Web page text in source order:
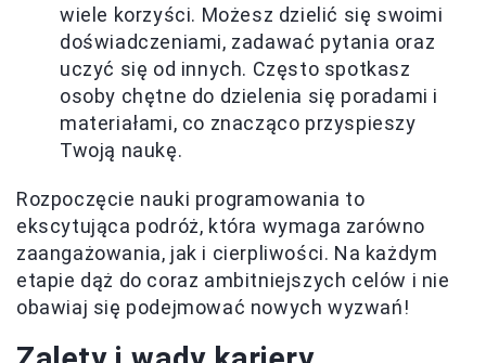
wiele korzyści. Możesz dzielić się swoimi
doświadczeniami, zadawać pytania oraz
uczyć się od innych. Często spotkasz
osoby chętne do dzielenia się poradami i
materiałami, co znacząco przyspieszy
Twoją naukę.
Rozpoczęcie nauki programowania to
ekscytująca podróż, która wymaga zarówno
zaangażowania, jak i cierpliwości. Na każdym
etapie dąż do coraz ambitniejszych celów i nie
obawiaj się podejmować nowych wyzwań!